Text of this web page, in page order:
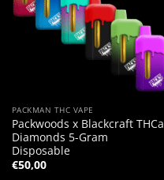
PACKMAN THC VAPE
Packwoods x Blackcraft THCa
Diamonds 5-Gram
Disposable
€50,00